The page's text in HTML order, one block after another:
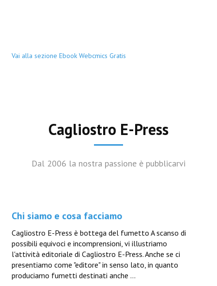
Vai alla sezione Ebook Webcmics Gratis
Cagliostro E-Press
Dal 2006 la nostra passione è pubblicarvi
Chi siamo e cosa facciamo
Cagliostro E-Press è bottega del fumetto A scanso di
possibili equivoci e incomprensioni, vi illustriamo
l'attività editoriale di Cagliostro E-Press. Anche se ci
presentiamo come "editore" in senso lato, in quanto
produciamo fumetti destinati anche ...